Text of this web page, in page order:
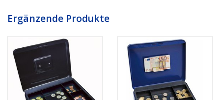
Ergänzende Produkte